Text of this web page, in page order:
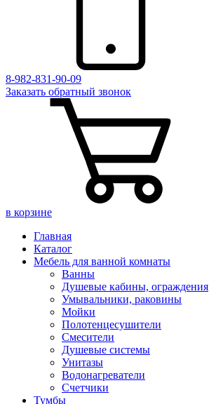
8-982-831-90-09
Заказать обратный звонок
в корзине
Главная
Каталог
Мебель для ванной комнаты
Ванны
Душевые кабины, ограждения
Умывальники, раковины
Мойки
Полотенцесушители
Смесители
Душевые системы
Унитазы
Водонагреватели
Счетчики
Тумбы